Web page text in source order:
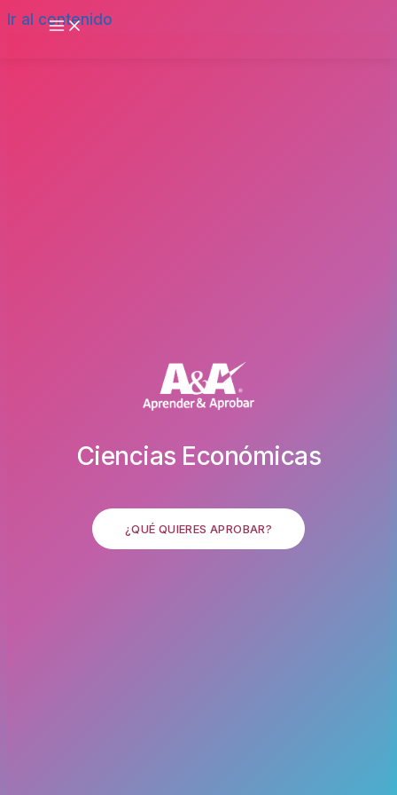
Ir al contenido
Ciencias Económicas
¿QUÉ QUIERES APROBAR?